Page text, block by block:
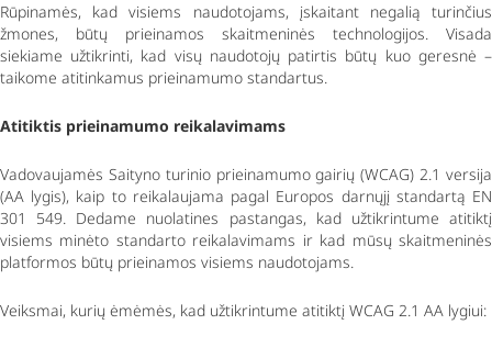
Rūpinamės, kad visiems naudotojams, įskaitant negalią turinčius
žmones, būtų prieinamos skaitmeninės technologijos. Visada
siekiame užtikrinti, kad visų naudotojų patirtis būtų kuo geresnė –
taikome atitinkamus prieinamumo standartus.
Atitiktis prieinamumo reikalavimams
Vadovaujamės Saityno turinio prieinamumo gairių (WCAG) 2.1 versija
(AA lygis), kaip to reikalaujama pagal Europos darnųjį standartą EN
301 549. Dedame nuolatines pastangas, kad užtikrintume atitiktį
visiems minėto standarto reikalavimams ir kad mūsų skaitmeninės
platformos būtų prieinamos visiems naudotojams.
Veiksmai, kurių ėmėmės, kad užtikrintume atitiktį WCAG 2.1 AA lygiui: